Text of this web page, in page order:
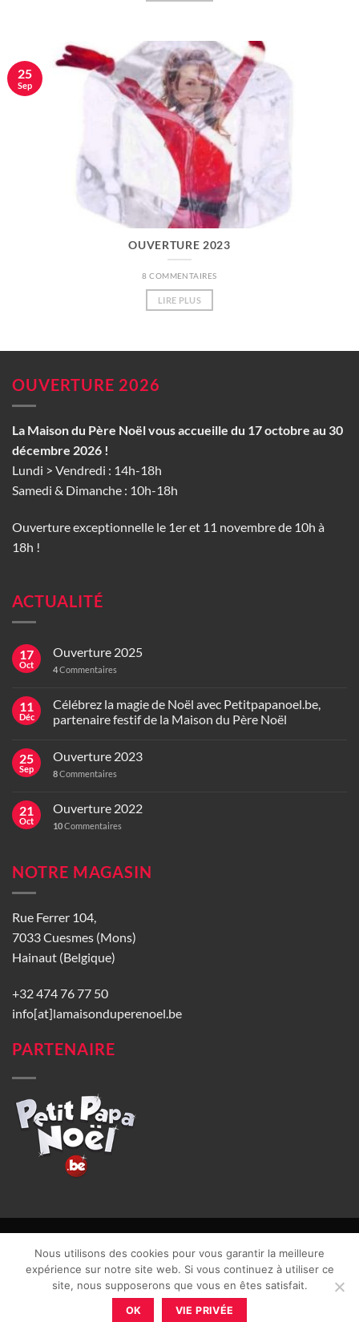
OUVERTURE 2023
8 COMMENTAIRES
LIRE PLUS
25
Sep
OUVERTURE 2026
La Maison du Père Noël vous accueille du 17 octobre au 30
décembre 2026 !
Lundi > Vendredi : 14h-18h
Samedi & Dimanche : 10h-18h
Ouverture exceptionnelle le 1er et 11 novembre de 10h à
18h !
ACTUALITÉ
17
Oct
Ouverture 2025
4Commentaires
11
Déc
Célébrez la magie de Noël avec Petitpapanoel.be,
partenaire festif de la Maison du Père Noël
25
Sep
Ouverture 2023
8Commentaires
21
Oct
Ouverture 2022
10Commentaires
NOTRE MAGASIN
Rue Ferrer 104,
7033 Cuesmes (Mons)
Hainaut (Belgique)
+32 474 76 77 50
info[at]lamaisonduperenoel.be
PARTENAIRE
CGU| Vie privée| TVA : BE0840965749 | Site web réalisé par
Nous utilisons des cookies pour vous garantir la meilleure
expérience sur notre site web. Si vous continuez à utiliser ce
site, nous supposerons que vous en êtes satisfait.
OK VIE PRIVÉE